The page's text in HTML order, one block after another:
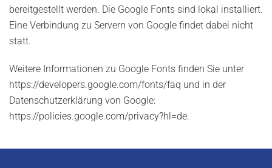
bereitgestellt werden. Die Google Fonts sind lokal installiert.
Eine Verbindung zu Servern von Google findet dabei nicht
statt.
Weitere Informationen zu Google Fonts finden Sie unter
https://developers.google.com/fonts/faq und in der
Datenschutzerklärung von Google:
https://policies.google.com/privacy?hl=de.